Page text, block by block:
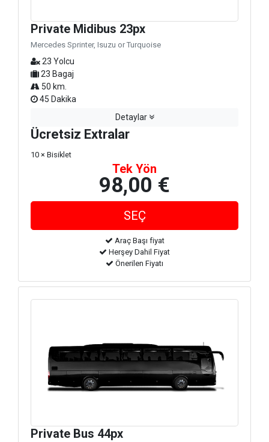
Private Midibus 23px
Mercedes Sprinter, Isuzu or Turquoise
23 Yolcu
23 Bagaj
50 km.
45 Dakika
Detaylar
Ücretsiz Extralar
10 × Bisiklet
Tek Yön
98,00 €
Araç Başı fiyat
Herşey Dahil Fiyat
Önerilen Fiyatı
Private Bus 44px